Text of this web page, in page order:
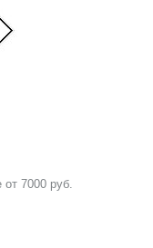
7000 руб.